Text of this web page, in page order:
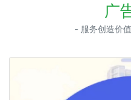
广
- 服务创造价